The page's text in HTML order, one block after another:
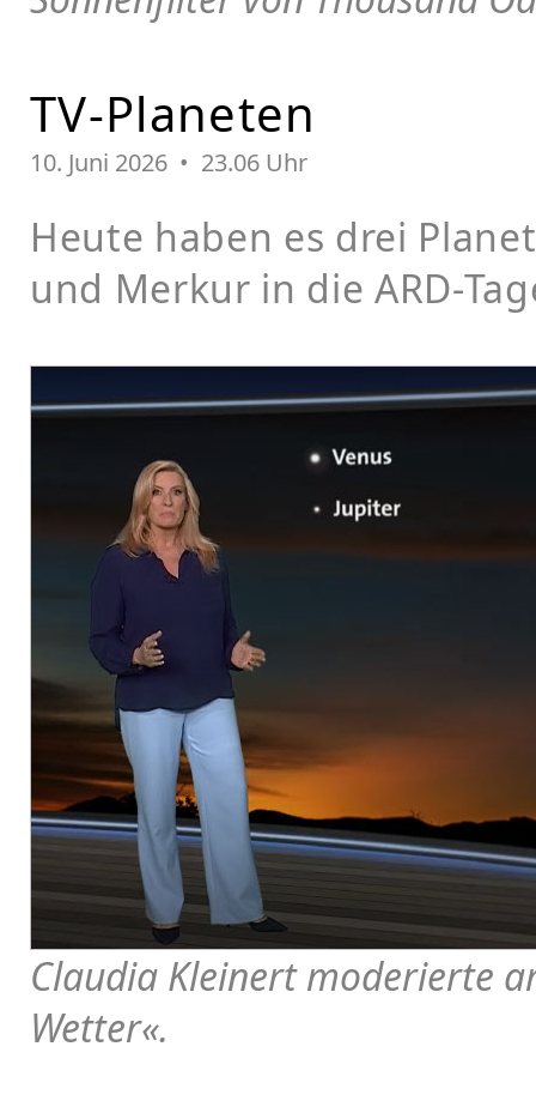
TV-Planeten
10. Juni 2026 • 23.06 Uhr
Heute haben es drei
und Merkur in die ARD-
Claudia Kleinert moderierte
Wetter«.